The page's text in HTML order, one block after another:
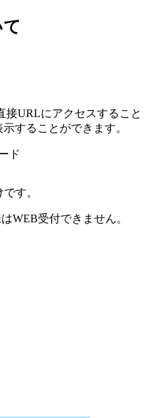
接URLにアクセスすること
することができます。
す。
WEB受付できません。